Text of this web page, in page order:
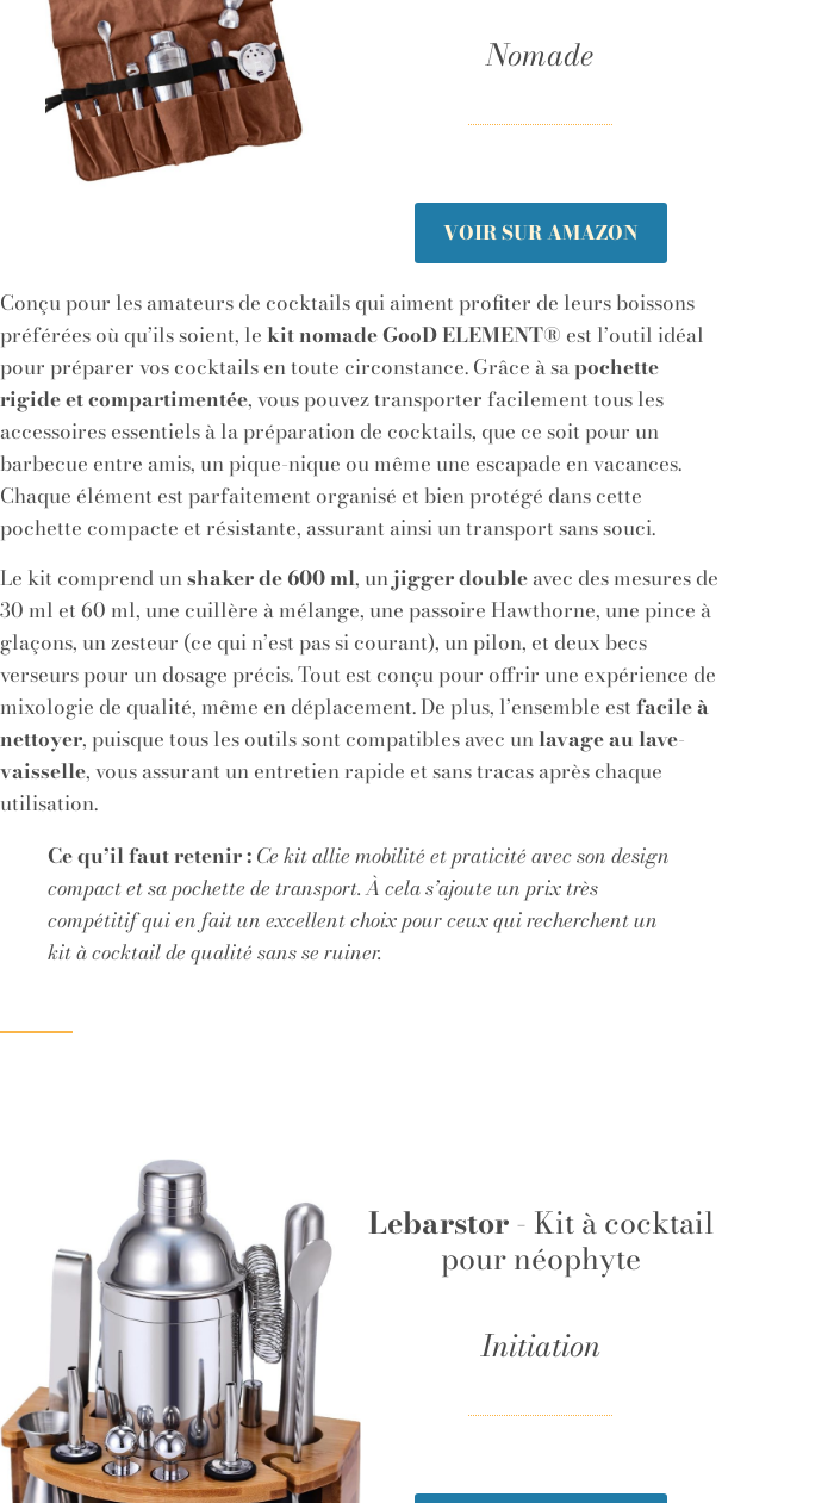
Nomade
VOIR SUR AMAZON
Conçu pour les amateurs de cocktails qui aiment profiter de leurs boissons
préférées où qu’ils soient, lekit nomade GooD ELEMENT® est l’outil idéal
pour préparer vos cocktails en toute circonstance. Grâce à sapochette
rigide et compartimentée, vous pouvez transporter facilement tous les
accessoires essentiels à la préparation de cocktails, que ce soit pour un
barbecue entre amis, un pique-nique ou même une escapade en vacances.
Chaque élément est parfaitement organisé et bien protégé dans cette
pochette compacte et résistante, assurant ainsi un transport sans souci.
Le kit comprend unshaker de 600 ml, unjigger doubleavec des mesures de
30 ml et 60 ml, une cuillère à mélange, une passoire Hawthorne, une pince à
glaçons, un zesteur (ce qui n’est pas si courant), un pilon, et deux becs
verseurs pour un dosage précis. Tout est conçu pour offrir une expérience de
mixologie de qualité, même en déplacement. De plus, l’ensemble estfacile à
nettoyer, puisque tous les outils sont compatibles avec unlavage au lave-
vaisselle, vous assurant un entretien rapide et sans tracas après chaque
utilisation.
Ce qu’il faut retenir :Ce kit allie mobilité et praticité avec son design
compact et sa pochette de transport. À cela s’ajoute un prix très
compétitif qui en fait un excellent choix pour ceux qui recherchent un
kit à cocktail de qualité sans se ruiner.
Lebarstor- Kit à cocktail
pour néophyte
Initiation